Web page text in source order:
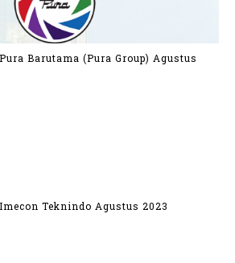
Barutama (Pura Group) Agustus
Teknindo Agustus 2023